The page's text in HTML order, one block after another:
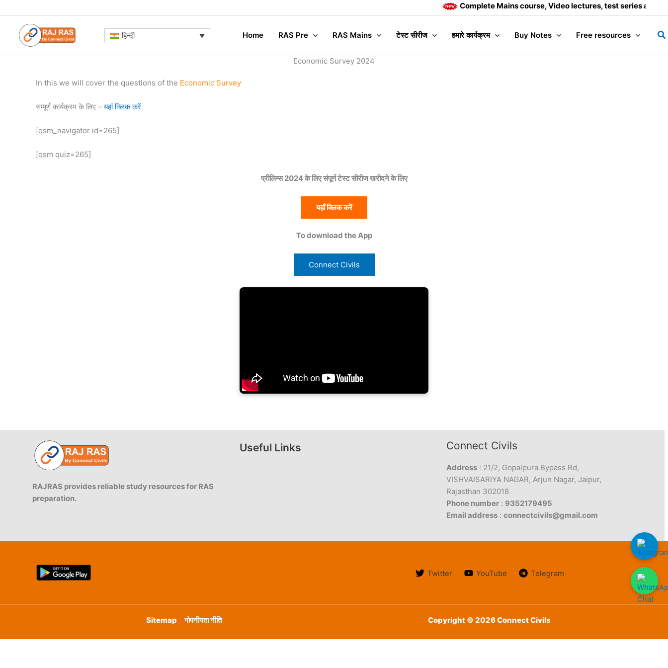
to
content
Complete Mains course, Video lectures, test series and
हिन्दी Home RAS Pre RAS Mains टेस्ट सीरीज हमारे कार्यक्रम Buy Notes Free resources
Economic Survey 2024
In this we will cover the questions of the Economic Survey
सम्पूर्ण कार्यक्रम के लिए –यहां क्लिक करें
[qsm_navigator id=265]
[qsm quiz=265]
प्रीलिम्स 2024 के लिए संपूर्ण टेस्ट सीरीज खरीदने के लिए
यहाँ क्लिक करें
To download the App
Connect Civils
RAJRAS provides reliable study resources for RAS
preparation.
Useful Links Connect Civils
Address : 21/2, Gopalpura Bypass Rd,
VISHVAISARIYA NAGAR, Arjun Nagar, Jaipur,
Rajasthan 302018
Phone number : 9352179495
Email address :connectcivils@gmail.com
Twitter YouTube Telegram
Sitemap गोपनीयता नीति Copyright © 2026 Connect Civils